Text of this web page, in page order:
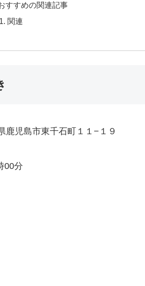
すすめの関連記事
関連
鹿児島市東千石町１１−１９
00分